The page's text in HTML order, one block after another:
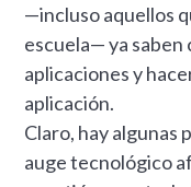
—incluso aquellos
escuela— ya saben
aplicaciones y
aplicación.
Claro, hay algunas
auge tecnológico